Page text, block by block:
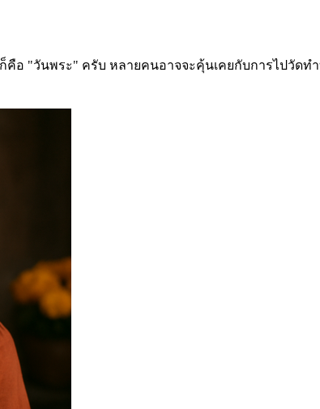
อ "วันพระ" ครับ หลายคนอาจจะคุ้นเคยกับการไปวัด